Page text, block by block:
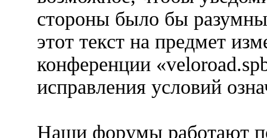
стороны было бы
этот текст на предмет
конференции
исправления условий
Наши форумы работают